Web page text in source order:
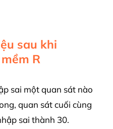
sau khi
R
sai một quan sát nào
quan sát cuối cùng
sai thành 30.